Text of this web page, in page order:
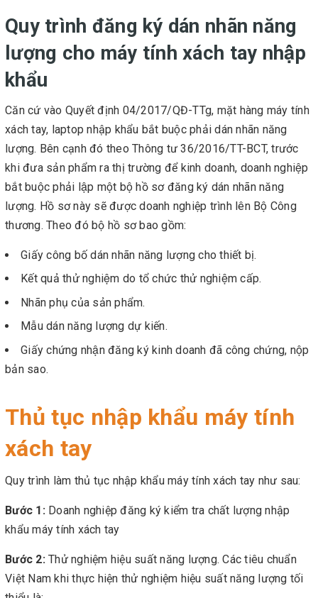
Quy trình đăng ký dán nhãn năng
lượng cho máy tính xách tay nhập
khẩu
Căn cứ vào Quyết định 04/2017/QĐ-TTg, mặt hàng máy tính
xách tay, laptop nhập khẩu bắt buộc phải dán nhãn năng
lượng. Bên cạnh đó theo Thông tư 36/2016/TT-BCT, trước
khi đưa sản phẩm ra thị trường để kinh doanh, doanh nghiệp
bắt buộc phải lập một bộ hồ sơ đăng ký dán nhãn năng
lượng. Hồ sơ này sẽ được doanh nghiệp trình lên Bộ Công
thương. Theo đó bộ hồ sơ bao gồm:
Giấy công bố dán nhãn năng lượng cho thiết bị.
Kết quả thử nghiệm do tổ chức thử nghiệm cấp.
Nhãn phụ của sản phẩm.
Mẫu dán năng lượng dự kiến.
Giấy chứng nhận đăng ký kinh doanh đã công chứng, nộp
bản sao.
Thủ tục nhập khẩu máy tính
xách tay
Quy trình làm thủ tục nhập khẩu máy tính xách tay như sau:
Bước 1: Doanh nghiệp đăng ký kiểm tra chất lượng nhập
khẩu máy tính xách tay
Bước 2: Thử nghiệm hiệu suất năng lượng. Các tiêu chuẩn
Việt Nam khi thực hiện thử nghiệm hiệu suất năng lượng tối